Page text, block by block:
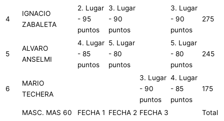
4
IGNACIO
ZABALETA
2. Lugar
- 95
puntos
3. Lugar
- 90
puntos
3. Lugar
- 90
puntos
275
5
ALVARO
ANSELMI
4. Lugar
- 85
puntos
5. Lugar
- 80
puntos
5. Lugar
- 80
puntos
245
6
MARIO
TECHERA
3. Lugar
- 90
puntos
4. Lugar
- 85
puntos
175
MASC. MAS 60 FECHA 1 FECHA 2 FECHA 3 Total